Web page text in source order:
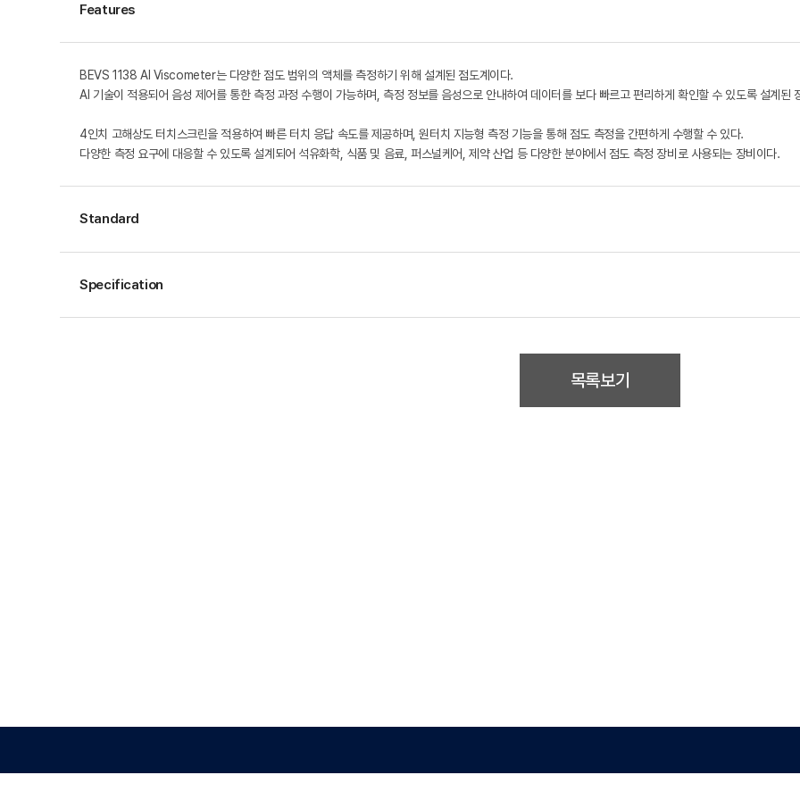
Features
BEVS 1138 AI Viscometer는 다양한 점도 범위의 액체를 측정하기 위해 설계된 점도계이다.
AI 기술이 적용되어 음성 제어를 통한 측정 과정 수행이 가능하며, 측정 정보를 음성으로 안내하여 데이터를 보다 빠르고 편리하게 확인할 수 있도록 설계된
4인치 고해상도 터치스크린을 적용하여 빠른 터치 응답 속도를 제공하며, 원터치 지능형 측정 기능을 통해 점도 측정을 간편하게 수행할 수 있다.
다양한 측정 요구에 대응할 수 있도록 설계되어 석유화학, 식품 및 음료, 퍼스널케어, 제약 산업 등 다양한 분야에서 점도 측정 장비로 사용되는 장비이다.
Standard
Specification
목록보기